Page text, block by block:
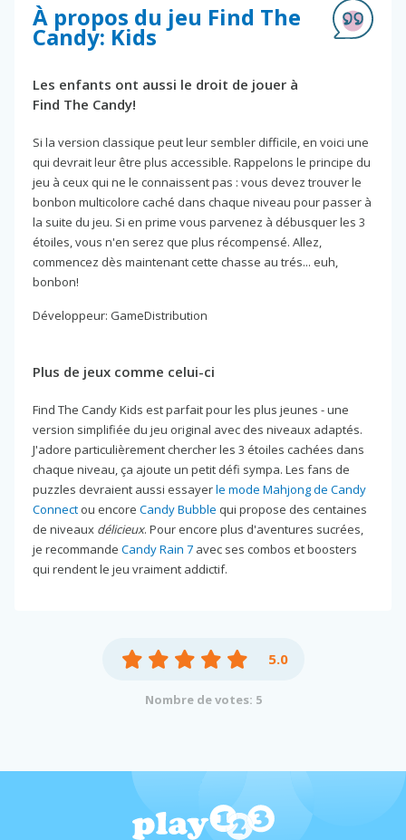
À propos du jeu Find The
Candy: Kids
Les enfants ont aussi le droit de jouer à
Find The Candy!
Si la version classique peut leur sembler difficile, en voici une
qui devrait leur être plus accessible. Rappelons le principe du
jeu à ceux qui ne le connaissent pas : vous devez trouver le
bonbon multicolore caché dans chaque niveau pour passer à
la suite du jeu. Si en prime vous parvenez à débusquer les 3
étoiles, vous n'en serez que plus récompensé. Allez,
commencez dès maintenant cette chasse au trés... euh,
bonbon!
Développeur: GameDistribution
Plus de jeux comme celui-ci
Find The Candy Kids est parfait pour les plus jeunes - une
version simplifiée du jeu original avec des niveaux adaptés.
J'adore particulièrement chercher les 3 étoiles cachées dans
chaque niveau, ça ajoute un petit défi sympa. Les fans de
puzzles devraient aussi essayerle mode Mahjong de Candy
Connect ou encore Candy Bubble qui propose des centaines
de niveaux délicieux. Pour encore plus d'aventures sucrées,
je recommande Candy Rain 7 avec ses combos et boosters
qui rendent le jeu vraiment addictif.
5.0
Nombre de votes: 5